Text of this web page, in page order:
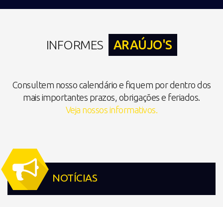
INFORMES ARAÚJO'S
Consultem nosso calendário e fiquem por dentro dos
mais importantes prazos, obrigações e feriados.
Veja nossos informativos.
NOTÍCIAS